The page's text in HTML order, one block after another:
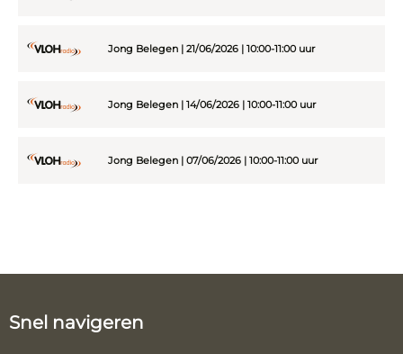
Jong Belegen | 21/06/2026 | 10:00-11:00 uur
Jong Belegen | 14/06/2026 | 10:00-11:00 uur
Jong Belegen | 07/06/2026 | 10:00-11:00 uur
Snel navigeren